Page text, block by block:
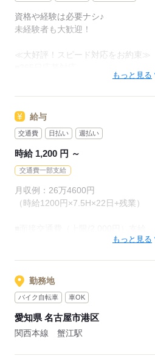
資格や経験は必要ナシ♪
未経験者も大歓迎！
≪大好評！スピード対応をお約束≫
年中無休で毎日面接してます！
自社寮だからこそ出来る即入寮対応
最短で面接日翌日にお仕事スタート！
■日払いOK！手数料無料◎
勤務初日に現金にてお渡し
■家具・家電付き1R寮をご用意
今なら2ヶ月間寮費無料！（規定有）
もっと見る
給与
交通費 日払い 週払い
時給 1,200 円 ～
交通費一部支給
月収例：26万4600円
（時給1200円×7.5H×22日+残業）
領収書をお持ちいただければもっと見る
勤務地
バイク自転車 車OK
愛知県 名古屋市港区
関西本線 蟹江駅